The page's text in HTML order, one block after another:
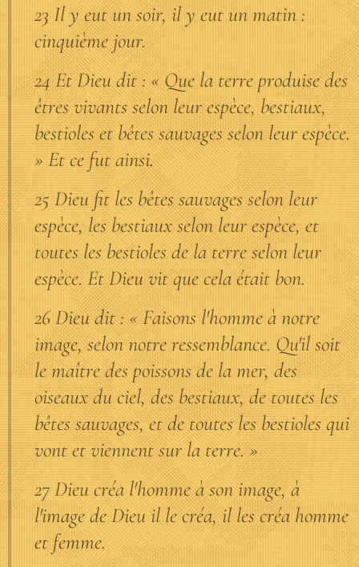
23 Il y eut un soir, il y eut un matin :
cinquième jour.
24 Et Dieu dit : « Que la terre produise des
êtres vivants selon leur espèce, bestiaux,
bestioles et bêtes sauvages selon leur espèce.
» Et ce fut ainsi.
25 Dieu fit les bêtes sauvages selon leur
espèce, les bestiaux selon leur espèce, et
toutes les bestioles de la terre selon leur
espèce. Et Dieu vit que cela était bon.
26 Dieu dit : « Faisons l'homme à notre
image, selon notre ressemblance. Qu'il soit
le maître des poissons de la mer, des
oiseaux du ciel, des bestiaux, de toutes les
bêtes sauvages, et de toutes les bestioles qui
vont et viennent sur la terre. »
27 Dieu créa l'homme à son image, à
l'image de Dieu il le créa, il les créa homme
et femme.